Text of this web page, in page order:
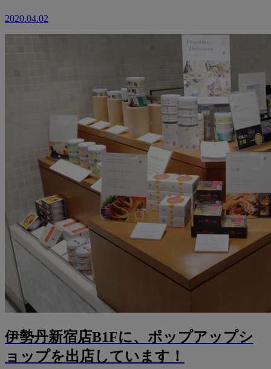
2020.04.02
伊勢丹新宿店B1Fに、ポップアップシ
ョップを出店しています！